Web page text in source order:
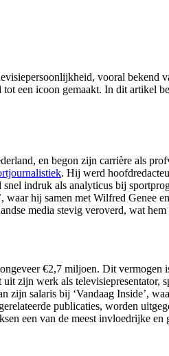
een icoon gemaakt. In dit
en begon zijn carrière als
. Hij werd
indruk als analyticus bij
waar hij samen met Wilfred
media stevig veroverd, wat
€2,7 miljoen. Dit
zijn werk als televisiepresentator,
salaris bij ‘Vandaag Inside’,
publicaties, worden
een van de meest invloedrijke